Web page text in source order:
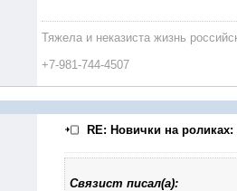
Тяжела и неказиста жизнь
+7-981-744-4507
RE: Новички на роликах:
Связист писал(а):